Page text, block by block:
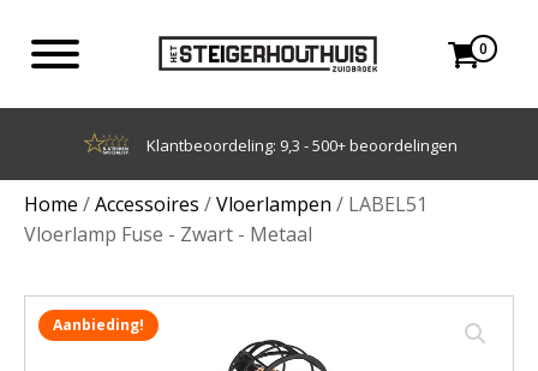
0
Achteraf betalen met Klarna
Home /Accessoires /Vloerlampen / LABEL51
Vloerlamp Fuse - Zwart - Metaal
Aanbieding!